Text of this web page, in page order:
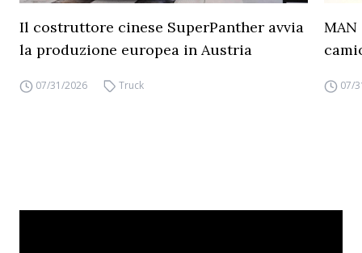
Il costruttore cinese SuperPanther avvia
la produzione europea in Austria
07/31/2026 Truck 07/